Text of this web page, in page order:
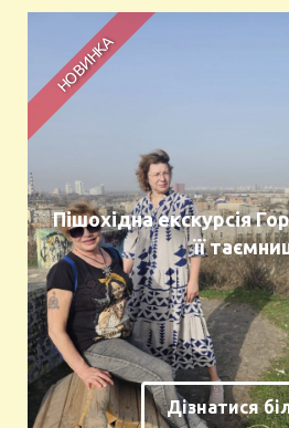
Пішохідна екскурсія
її
Дізнатися